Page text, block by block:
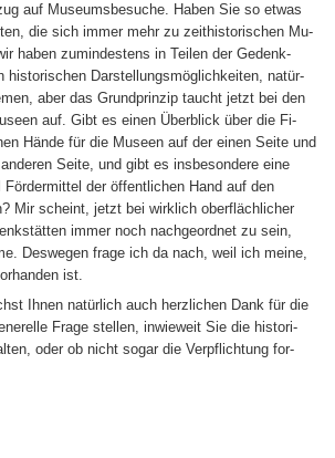
auf Museumsbesuche. Haben Sie so etwas
die sich immer mehr zu zeithistorischen Mu-
haben zumindestens in Teilen der Gedenk-
historischen Darstellungsmöglichkeiten, natür-
aber das Grundprinzip taucht jetzt bei den
auf. Gibt es einen Überblick über die Fi-
Hände für die Museen auf der einen Seite und
Seite, und gibt es insbesondere eine
Fördermittel der öffentlichen Hand auf den
Mir scheint, jetzt bei wirklich oberflächlicher
immer noch nachgeordnet zu sein,
Deswegen frage ich da nach, weil ich meine,
ist.
Ihnen natürlich auch herzlichen Dank für die
Frage stellen, inwieweit Sie die histori-
oder ob nicht sogar die Verpflichtung for-